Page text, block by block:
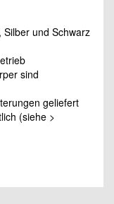
und Schwarz
sind
geliefert
(siehe >